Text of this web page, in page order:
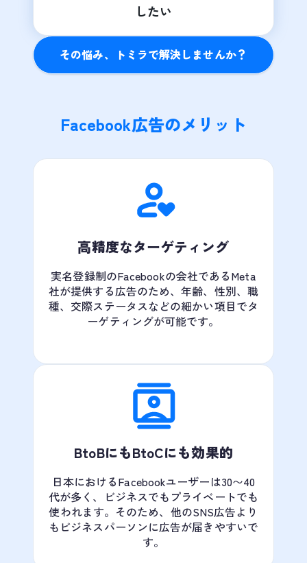
したい
その悩み、トミラで解決しませんか？
Facebook広告のメリット
高精度なターゲティング
実名登録制のFacebookの会社であるMeta
社が提供する広告のため、年齢、性別、職
種、交際ステータスなどの細かい項目でタ
ーゲティングが可能です。
BtoBにもBtoCにも効果的
日本におけるFacebookユーザーは30〜40
代が多く、ビジネスでもプライベートでも
使われます。そのため、他のSNS広告より
もビジネスパーソンに広告が届きやすいで
す。